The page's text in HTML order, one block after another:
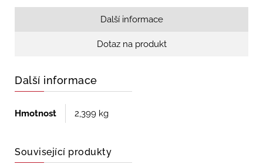
Další informace
Dotaz na produkt
Další informace
Hmotnost 2,399 kg
Související produkty